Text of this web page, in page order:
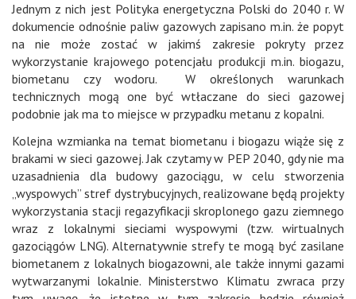
Jednym z nich jest Polityka energetyczna Polski do 2040 r. W
dokumencie odnośnie paliw gazowych zapisano m.in. że popyt
na nie może zostać w jakimś zakresie pokryty przez
wykorzystanie krajowego potencjału produkcji m.in. biogazu,
biometanu czy wodoru. W określonych warunkach
technicznych mogą one być wtłaczane do sieci gazowej
podobnie jak ma to miejsce w przypadku metanu z kopalni.
Kolejna wzmianka na temat biometanu i biogazu wiąże się z
brakami w sieci gazowej. Jak czytamy w PEP 2040, gdy nie ma
uzasadnienia dla budowy gazociągu, w celu stworzenia
„wyspowych” stref dystrybucyjnych, realizowane będą projekty
wykorzystania stacji regazyfikacji skroplonego gazu ziemnego
wraz z lokalnymi sieciami wyspowymi (tzw. wirtualnych
gazociągów LNG). Alternatywnie strefy te mogą być zasilane
biometanem z lokalnych biogazowni, ale także innymi gazami
wytwarzanymi lokalnie. Ministerstwo Klimatu zwraca przy